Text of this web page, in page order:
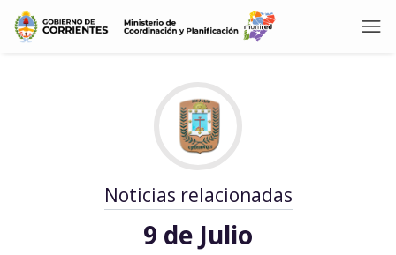
Noticias relacionadas
9 de Julio